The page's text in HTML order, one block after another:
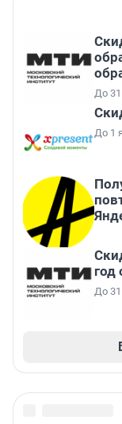
До 31
До 1
год
До 31